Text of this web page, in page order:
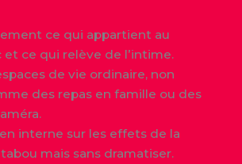
ce qui appartient au
ce qui relève de l’intime.
de vie ordinaire, non
des repas en famille ou des
interne sur les effets de la
mais sans dramatiser.